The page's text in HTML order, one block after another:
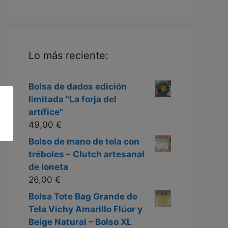
Lo más reciente:
Bolsa de dados edición
limitada "La forja del
artífice"
49,00 €
Bolso de mano de tela con
tréboles – Clutch artesanal
de loneta
26,00 €
Bolsa Tote Bag Grande de
Tela Vichy Amarillo Flúor y
Beige Natural – Bolso XL